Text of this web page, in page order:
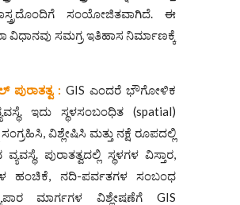
ಸಂಯೋಜಿತವಾಗಿದೆ. ಈ
ವಿಧಾನವು ಸಮಗ್ರ ಇತಿಹಾಸ ನಿರ್ಮಾಣಕ್ಕೆ
ಪುರಾತತ್ವ : GIS ಎಂದರೆ ಭೌಗೋಳಿಕ
ಇದು ಸ್ಥಳಸಂಬಂಧಿತ (spatial)
ವಿಶ್ಲೇಷಿಸಿ ಮತ್ತು ನಕ್ಷೆ ರೂಪದಲ್ಲಿ
ಪುರಾತತ್ವದಲ್ಲಿ ಸ್ಥಳಗಳ ವಿಸ್ತಾರ,
ಹಂಚಿಕೆ, ನದಿ-ಪರ್ವತಗಳ ಸಂಬಂಧ
ಮಾರ್ಗಗಳ ವಿಶ್ಲೇಷಣೆಗೆ GIS